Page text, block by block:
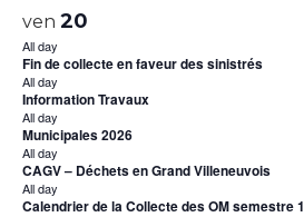
ven 20
All day
Fin de collecte en faveur des sinistrés
All day
Information Travaux
All day
Municipales 2026
All day
CAGV – Déchets en Grand Villeneuvois
All day
Calendrier de la Collecte des OM semestre 1